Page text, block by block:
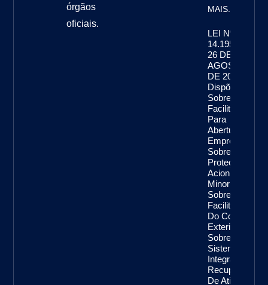
órgãos
oficiais.
MAIS...
LEI Nº
14.195, DE
26 DE
AGOSTO
DE 2021
Dispõe
Sobre A
Facilitação
Para
Abertura De
Empresas,
Sobre A
Proteção De
Acionistas
Minoritários,
Sobre A
Facilitação
Do Comércio
Exterior,
Sobre O
Sistema
Integrado De
Recuperação
De Ativos